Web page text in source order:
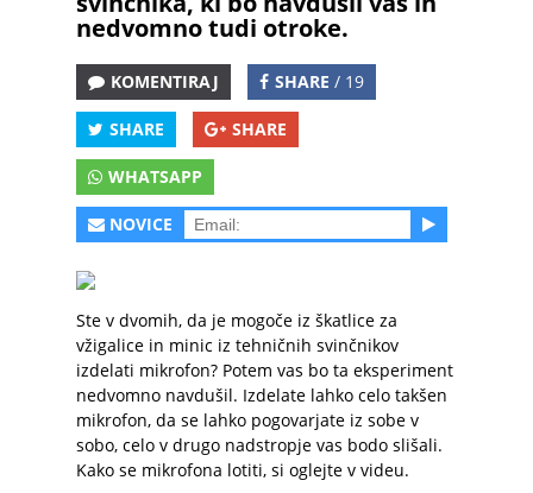
nedvomno tudi otroke.
KOMENTIRAJ SHARE / 19
SHARE SHARE
WHATSAPP
NOVICE
Ste v dvomih, da je mogoče iz škatlice za
vžigalice in minic iz tehničnih svinčnikov
izdelati mikrofon? Potem vas bo ta eksperiment
nedvomno navdušil. Izdelate lahko celo takšen
mikrofon, da se lahko pogovarjate iz sobe v
sobo, celo v drugo nadstropje vas bodo slišali.
Kako se mikrofona lotiti, si oglejte v videu.